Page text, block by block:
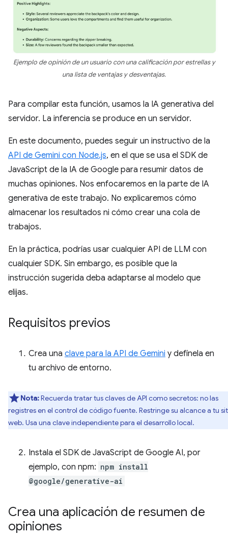
Ejemplo de opinión de un usuario con una calificación por estrellas y
una lista de ventajas y desventajas.
Para compilar esta función, usamos la IA generativa del
servidor. La inferencia se produce en un servidor.
En este documento, puedes seguir un instructivo de la
API de Gemini con Node.js, en el que se usa el SDK de
JavaScript de la IA de Google para resumir datos de
muchas opiniones. Nos enfocaremos en la parte de IA
generativa de este trabajo. No explicaremos cómo
almacenar los resultados ni cómo crear una cola de
trabajos.
En la práctica, podrías usar cualquier API de LLM con
cualquier SDK. Sin embargo, es posible que la
instrucción sugerida deba adaptarse al modelo que
elijas.
Requisitos previos
Crea una clave para la API de Gemini y defínela en
tu archivo de entorno.
Nota:Recuerda tratar tus claves de API como secretos: no las
registres en el control de código fuente. Restringe su alcance a tu
web. Usa una clave independiente para el desarrollo local.
Instala el SDK de JavaScript de Google AI, por
ejemplo, con npm: npm install
@google/generative-ai
Crea una aplicación de resumen de
opiniones